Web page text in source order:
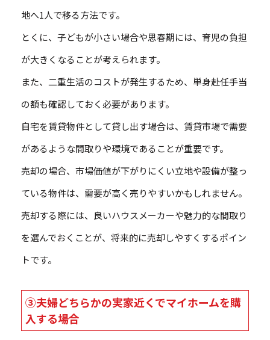
地へ1人で移る方法です。
とくに、子どもが小さい場合や思春期には、育児の負担
が大きくなることが考えられます。
また、二重生活のコストが発生するため、単身赴任手当
の額も確認しておく必要があります。
自宅を賃貸物件として貸し出す場合は、賃貸市場で需要
があるような間取りや環境であることが重要です。
売却の場合、市場価値が下がりにくい立地や設備が整っ
ている物件は、需要が高く売りやすいかもしれません。
売却する際には、良いハウスメーカーや魅力的な間取り
を選んでおくことが、将来的に売却しやすくするポイン
トです。
③夫婦どちらかの実家近くでマイホームを購
入する場合